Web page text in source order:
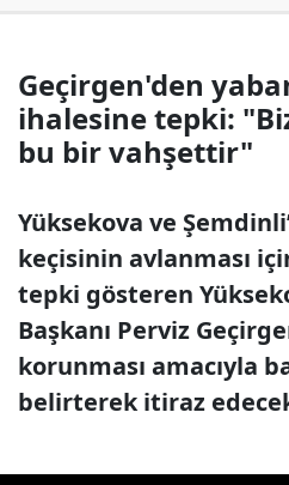
Geçirgen'den
ihalesine tepki:
bu bir vahşettir"
Yüksekova ve
keçisinin avlanması
tepki gösteren
Başkanı Perviz
korunması amacıyla
belirterek itiraz